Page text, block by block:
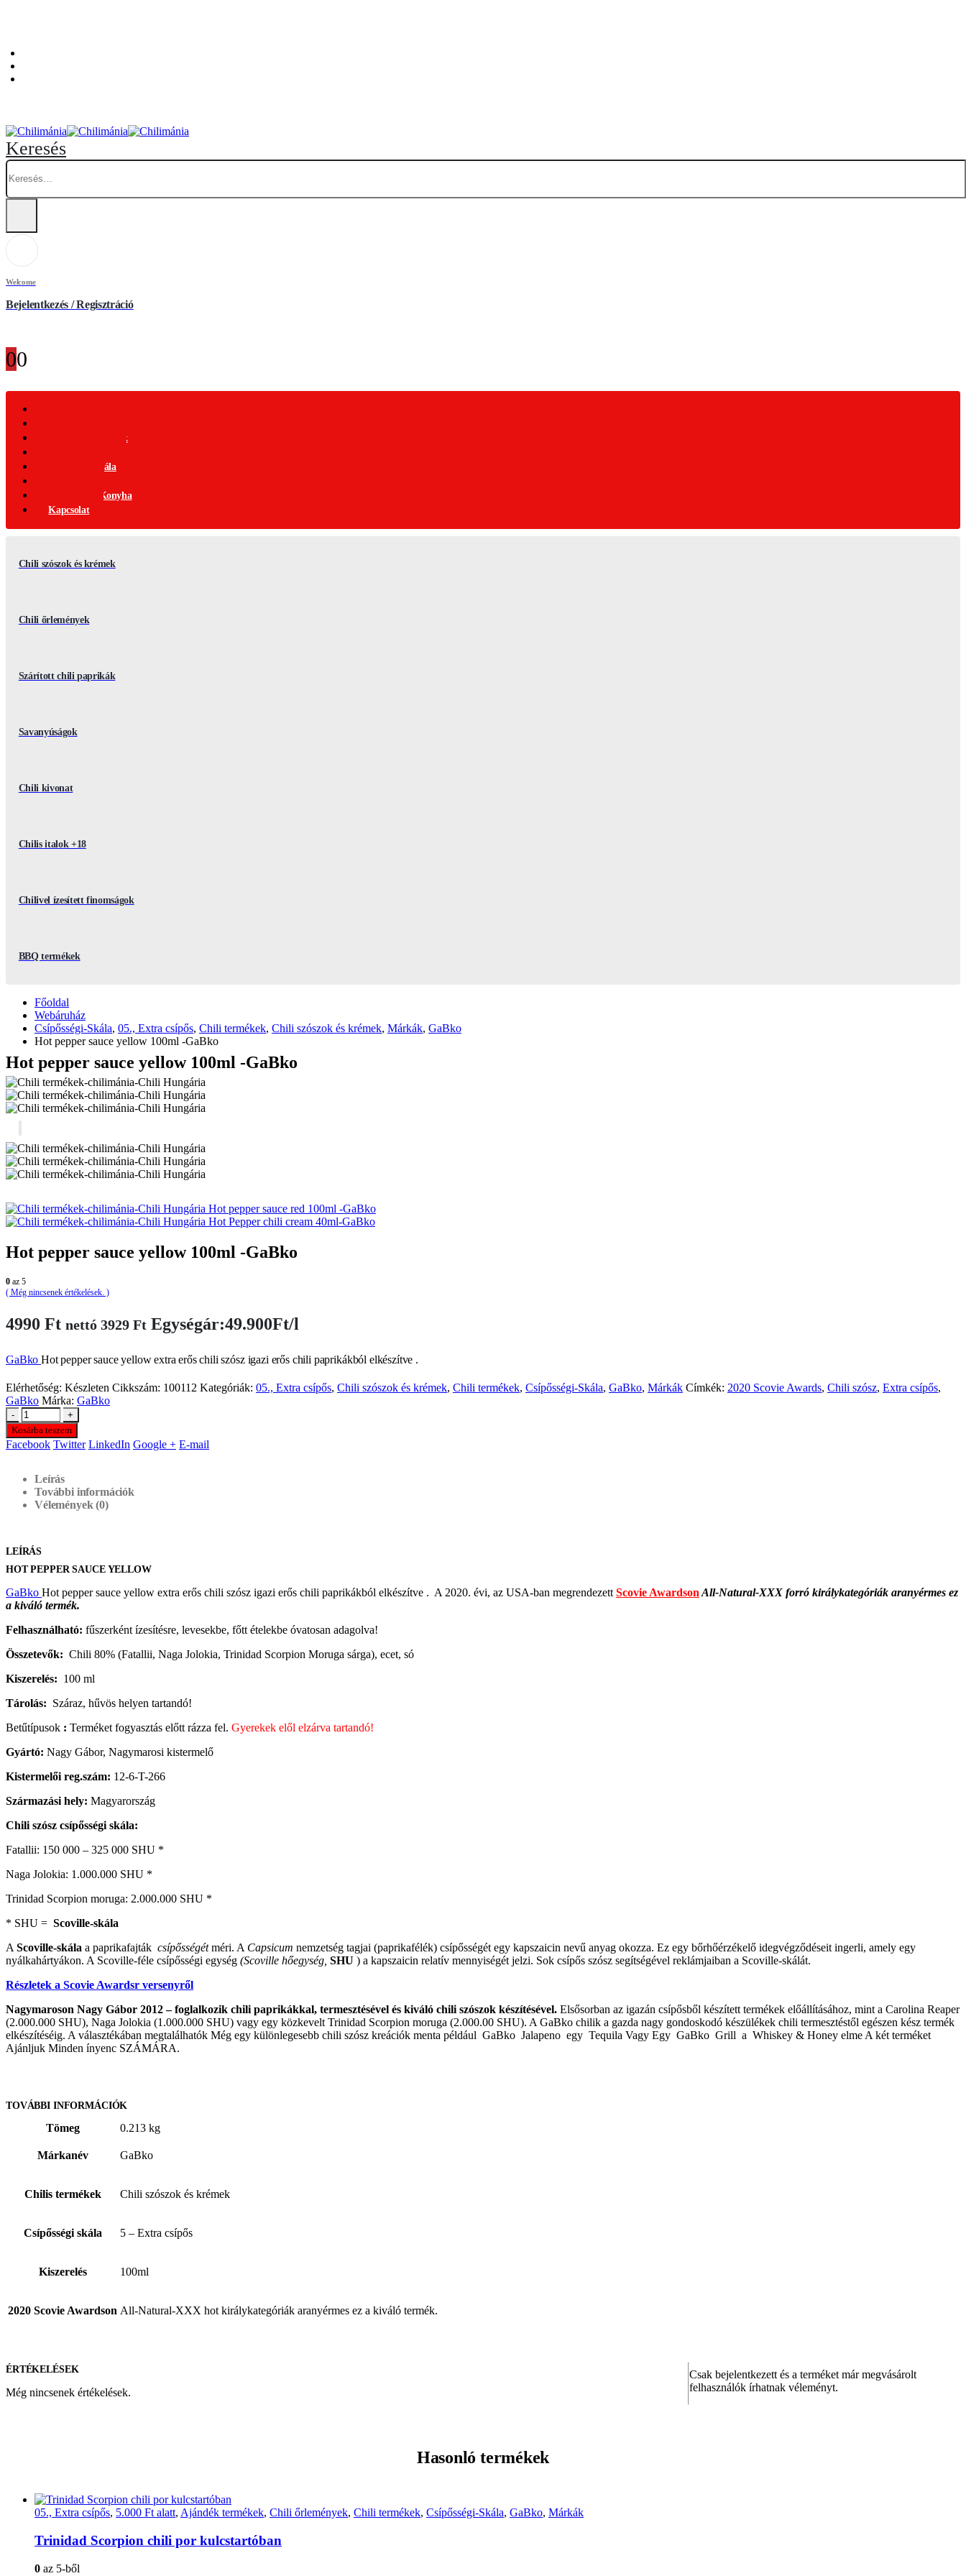
Keresés
Welcome
Bejelentkezés / Regisztráció
00
Ajándék Termékek
Csípősségi-Skála
Nemzetközi Konyha
Kapcsolat
Chili szószok és krémek
Chili őrlemények
Szárított chili paprikák
Savanyúságok
Chili kivonat
Chilis italok +18
Chilivel ízesített finomságok
BBQ termékek
Főoldal
Webáruház
Csípősségi-Skála, 05., Extra csípős, Chili termékek, Chili szószok és krémek, Márkák, GaBko
Hot pepper sauce yellow 100ml -GaBko
Hot pepper sauce yellow 100ml -GaBko
Hot pepper sauce red 100ml -GaBko
Hot Pepper chili cream 40ml-GaBko
Hot pepper sauce yellow 100ml -GaBko
0 az 5
( Még nincsenek értékelések. )
4990 Ft nettó 3929 Ft Egységár:49.900Ft/l
GaBkoHot pepper sauce yellowextra erős chili szósz igazi erős chili paprikákból elkészítve .
Elérhetőség: Készleten Cikkszám: 100112 Kategóriák: 05., Extra csípős, Chili szószok és krémek, Chili termékek, Csípősségi-Skála, GaBko, Márkák Címkék: 2020 Scovie Awards, Chili szósz, Extra csípős,
GaBko Márka: GaBko
-
+
Kosárba teszem
Facebook Twitter LinkedIn Google + E-mail
Leírás
További információk
Vélemények (0)
LEÍRÁS
HOT PEPPER SAUCE YELLOW
GaBko Hot pepper sauce yellow extra erős chili szósz igazi erős chili paprikákból elkészítve . A 2020. évi, az USA-ban megrendezett Scovie AwardsonAll-Natural-XXX forró királykategóriák aranyérmes ez
a kiváló termék.
Felhasználható: fűszerként ízesítésre, levesekbe, főtt ételekbe óvatosan adagolva!
Összetevők: Chili 80% (Fatallii, Naga Jolokia, Trinidad Scorpion Moruga sárga), ecet, só
Kiszerelés: 100 ml
Tárolás: Száraz, hűvös helyen tartandó!
Betűtípusok : Terméket fogyasztás előtt rázza fel. Gyerekek elől elzárva tartandó!
Gyártó: Nagy Gábor, Nagymarosi kistermelő
Kistermelői reg.szám: 12-6-T-266
Származási hely: Magyarország
Chili szósz csípősségi skála:
Fatallii: 150 000 – 325 000 SHU *
Naga Jolokia: 1.000.000 SHU *
Trinidad Scorpion moruga: 2.000.000 SHU *
* SHU = Scoville-skála
AScoville-skála a paprikafajták csípősségétméri. A Capsicum nemzetség tagjai (paprikafélék) csípősségét egy kapszaicin nevű anyag okozza. Ez egy bőrhőérzékelő idegvégződéseit ingerli, amely egy
nyálkahártyákon. A Scoville-féle csípősségi egység (Scoville hőegység, SHU ) a kapszaicin relatív mennyiségét jelzi. Sok csípős szósz segítségével reklámjaiban a Scoville-skálát.
Részletek a Scovie Awardsr versenyről
Nagymaroson Nagy Gábor 2012 – foglalkozik chili paprikákkal, termesztésével és kiváló chili szószok készítésével. Elsősorban az igazán csípősből készített termékek előállításához, mint a Carolina Reaper
(2.000.000 SHU), Naga Jolokia (1.000.000 SHU) vagy egy közkevelt Trinidad Scorpion moruga (2.000.00 SHU). A GaBko chilik a gazda nagy gondoskodó készülékek chili termesztéstől egészen kész termék
elkészítéséig. A választékában megtalálhatók Még egy különlegesebb chili szósz kreációk menta például GaBko Jalapeno egy Tequila Vagy Egy GaBko Grill a Whiskey & Honey elme A két terméket
Ajánljuk Minden ínyenc SZÁMÁRA.
TOVÁBBI INFORMÁCIÓK
Tömeg 0.213 kg
Márkanév GaBko
Chilis termékek Chili szószok és krémek
Csípősségi skála 5 – Extra csípős
Kiszerelés 100ml
2020 Scovie Awardson All-Natural-XXX hot királykategóriák aranyérmes ez a kiváló termék.
ÉRTÉKELÉSEK
Még nincsenek értékelések.
Csak bejelentkezett és a terméket már megvásárolt
felhasználók írhatnak véleményt.
Hasonló termékek
05., Extra csípős, 5.000 Ft alatt, Ajándék termékek, Chili őrlemények, Chili termékek, Csípősségi-Skála, GaBko, Márkák
Trinidad Scorpion chili por kulcstartóban
0 az 5-ből